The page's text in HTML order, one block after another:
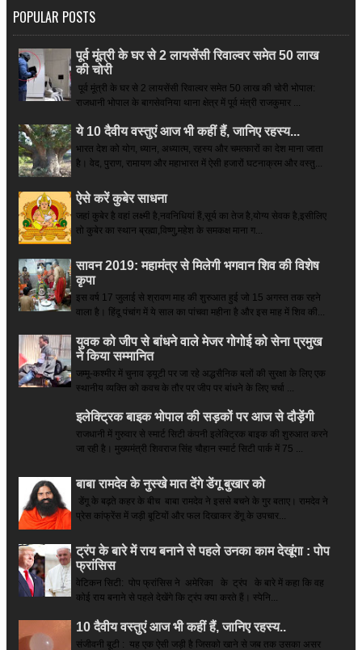
POPULAR POSTS
पूर्व मूंत्री के घर से 2 लायसेंसी रिवाल्वर समेत 50 लाख
की चोरी
पूर्व मूंत्री के घर से 2 लायसेंसी रिवाल्वर समेत 50 लाख की चोरी भोपाल:
राजधानी भोपाल के बागसेवनिया थाना क्षेत्र में पूर्व मंत्री राजकुमार ...
ये 10 दैवीय वस्तुएं आज भी कहीं हैं, जानिए रहस्य...
भारत देश को योग, ध्यान, अध्यात्म, रहस्य और चमत्कारों का देश माना जाता
है। वेद, पुराण, रामायण और महाभारत में ऐसी हजारों घटनाक्रम और वस्तु...
ऐसे करें कुबेर साधना
जहां कुबेर है­ वहां लक्ष्मी है,नवनिधियां हैं,सूर्य का तेज है,योग्य सेवक है,इसीलिए
तो कुबेर का स्थान ब्रह्मा,विष्णु,महेश के समकक्ष माना ग...
सावन 2019: महामंत्र से मिलेगी भगवान शिव की विशेष
कृपा
इस वर्ष 17 जुलाई से श्रावण माह की शुरुआत हुई जो 15 अगस्त तक रहने
वाला है। हिंदू पंचांग में ये साल का पांचवा महीना है और इस माह में शिव की...
युवक को जीप से बांधने वाले मेजर गोगोई को सेना प्रमुख
ने किया सम्‍मानित
जम्मू-कश्मीर में चुनाव ड्यूटी पर जा रहे अद्धसैनिक बलों की सुरक्षा के लिए एक
स्थानीय व्यक्ति को कवच के तौर पर जीप पर बांधने के लिए चर्चा ...
इलेक्ट्रिक बाइक भोपाल की सड़कों पर आज से दौड़ेंगी
राजधानी में गुरुवार से स्मार्ट सिटी कंपनी इलेक्ट्रिक बाइक की शुरुआत करने
जा रही है। मुख्यमंत्री शिवराज सिंह चौहान स्मार्ट सिटी पार्क में 75 ...
बाबा रामदेव के नुस्खे मात देंगे डेंगू बुखार को
डेंगू के बढ़ते कहर के बीच बाबा रामदेव ने इससे बचने के गुर बताए। रामदेव ने
प्रेस कांफ्रेंस में जड़ी बूटियों और फल दिखाकर डेंगू के उपचार...
ट्रंप के बारे में राय बनाने से पहले उनका काम देखूंगा : पोप
फ्रांसिस
वेटिकन सिटी: पोप फ्रांसिस ने अमेरिका के ट्रंप के बारे में कहा कि वह
कोई राय बनाने से पहले देखेंगे कि ट्रंप क्या करते हैं। स्पेनि...
10 दैवीय वस्तुएं आज भी कहीं हैं, जानिए रहस्य..
संजीवनी बूटी : यह एक ऐसी जड़ी है जिसको खाने से जब तक उसका असर